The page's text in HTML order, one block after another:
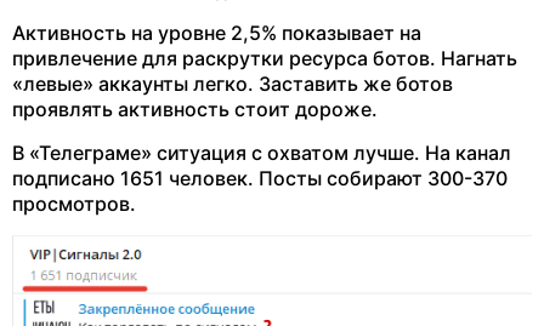
Активность на уровне 2,5% показывает на
привлечение для раскрутки ресурса ботов. Нагнать
«левые» аккаунты легко. Заставить же ботов
проявлять активность стоит дороже.
В «Телеграме» ситуация с охватом лучше. На канал
подписано 1651 человек. Посты собирают 300-370
просмотров.